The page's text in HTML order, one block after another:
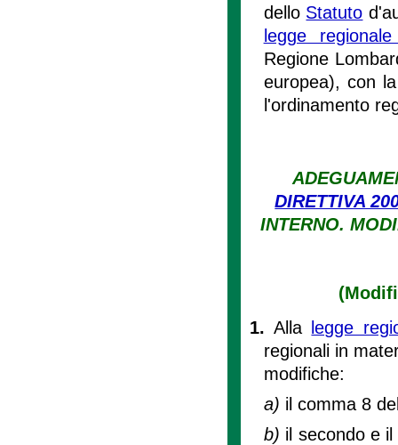
dello Statuto
legge
Regione
europea), con
l'ordinamento
DIRETTIVA
INTERNO.
1.Alla
legge
regionali in
modifiche:
a) il comma 8
b) il secondo e